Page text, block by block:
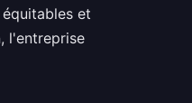
équitables et
l'entreprise